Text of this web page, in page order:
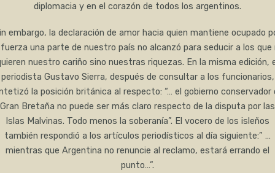
diplomacia y en el corazón de todos los argentinos.
embargo, la declaración de amor hacia quien mantiene ocupado
fuerza una parte de nuestro país no alcanzó para seducir a los que
nuestro cariño sino nuestras riquezas. En la misma edición,
periodista Gustavo Sierra, después de consultar a los funcionarios,
la posición británica al respecto: “… el gobierno conservador
Gran Bretaña no puede ser más claro respecto de la disputa por las
Islas Malvinas. Todo menos la soberanía”. El vocero de los isleños
también respondió a los artículos periodísticos al día siguiente:” …
mientras que Argentina no renuncie al reclamo, estará errando el
punto…”.